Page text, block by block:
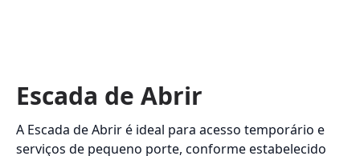
Escada de Abrir
A Escada de Abrir é ideal para acesso temporário e
serviços de pequeno porte, conforme estabelecido